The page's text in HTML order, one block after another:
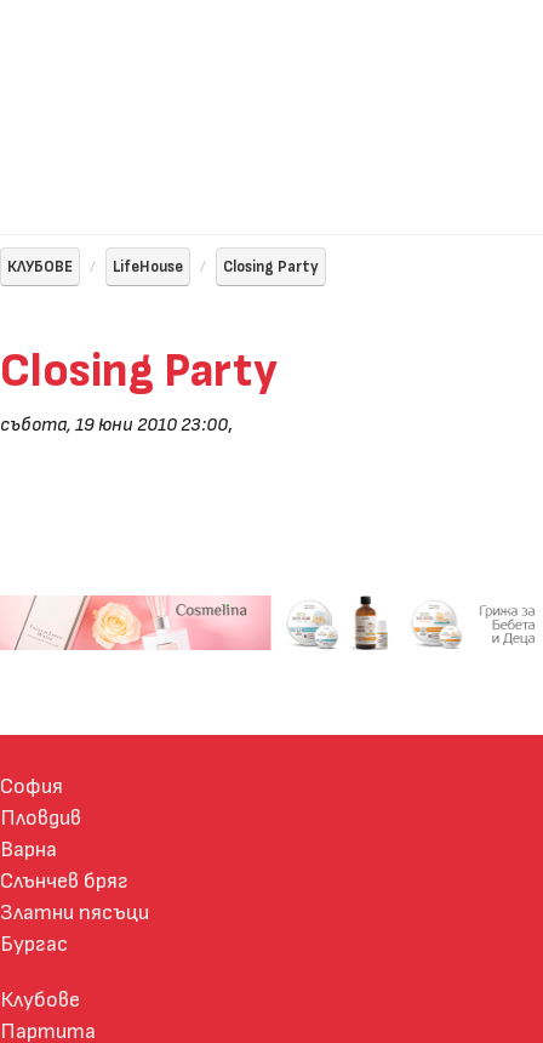
КЛУБОВЕ LifeHouse Closing Party
Closing Party
събота, 19 юни 2010 23:00,
София
Пловдив
Варна
Слънчев бряг
Златни пясъци
Бургас
Клубове
Партита